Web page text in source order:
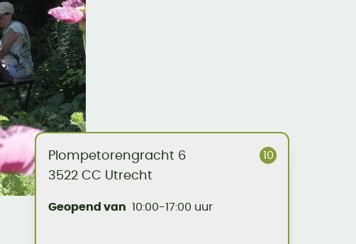
10
Plompetorengracht 6
3522 CC Utrecht
Geopend van 10:00-17:00 uur